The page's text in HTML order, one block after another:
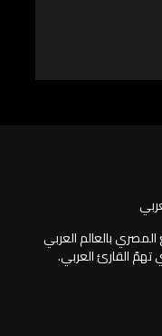
بالعالم العربي
تهمّ القارئ العربي.